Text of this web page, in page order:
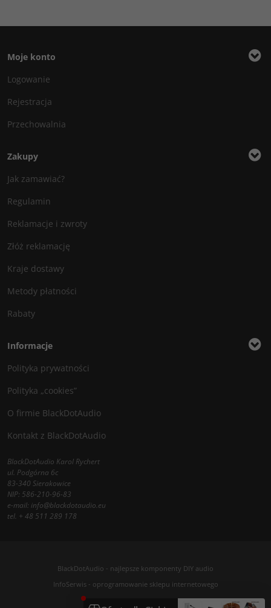
Moje konto
Logowanie
Rejestracja
Przechowalnia
Zakupy
Jak zamawiać?
Regulamin
Reklamacje i zwroty
Złóż reklamację
Kraje dostawy
Metody płatności
Rabaty
Informacje
Polityka prywatności
Polityka „cookies”
O firmie BlackDotAudio
Kontakt z BlackDotAudio
BlackDotAudio Karol Rychert
ul. Podgórna 6c
83-340 Sierakowice
NIP: 586-210-96-83
e-mail:info@blackdotaudio.eu
tel. + 48 511 289 178
BlackDotAudio - najlepsze komponenty DIY audio
InfoSerwis- oprogramowanie sklepu internetowego